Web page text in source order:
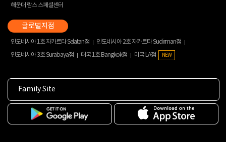
해운대 람스 스페셜센터
인도네시아 1호 자카르타 Selatan점
인도네시아 2호 자카르타 Sudirman점
인도네시아 3호 Surabaya점
태국 1호 Bangkok점 미국 LA점 NEW
Family Site